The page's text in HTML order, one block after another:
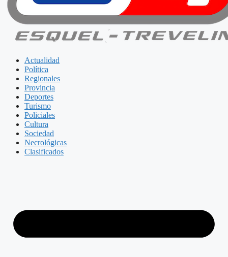
Actualidad
Política
Regionales
Provincia
Deportes
Turismo
Policiales
Cultura
Sociedad
Necrológicas
Clasificados